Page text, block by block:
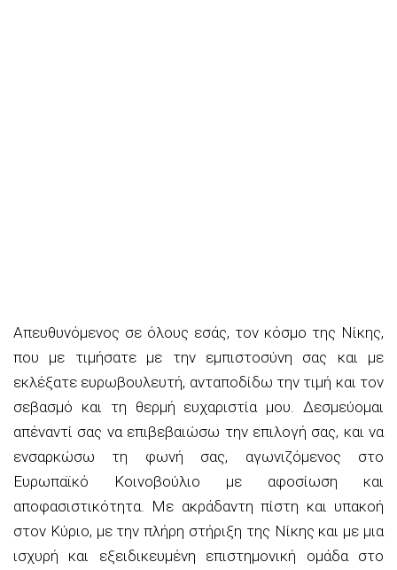
Απευθυνόμενος σε όλους εσάς, τον κόσμο της Νίκης,
που με τιμήσατε με την εμπιστοσύνη σας και με
εκλέξατε ευρωβουλευτή, ανταποδίδω την τιμή και τον
σεβασμό και τη θερμή ευχαριστία μου. Δεσμεύομαι
απέναντί σας να επιβεβαιώσω την επιλογή σας, και να
ενσαρκώσω τη φωνή σας, αγωνιζόμενος στο
Ευρωπαϊκό Κοινοβούλιο με αφοσίωση και
αποφασιστικότητα. Με ακράδαντη πίστη και υπακοή
στον Κύριο, με την πλήρη στήριξη της Νίκης και με μια
ισχυρή και εξειδικευμένη επιστημονική ομάδα στο